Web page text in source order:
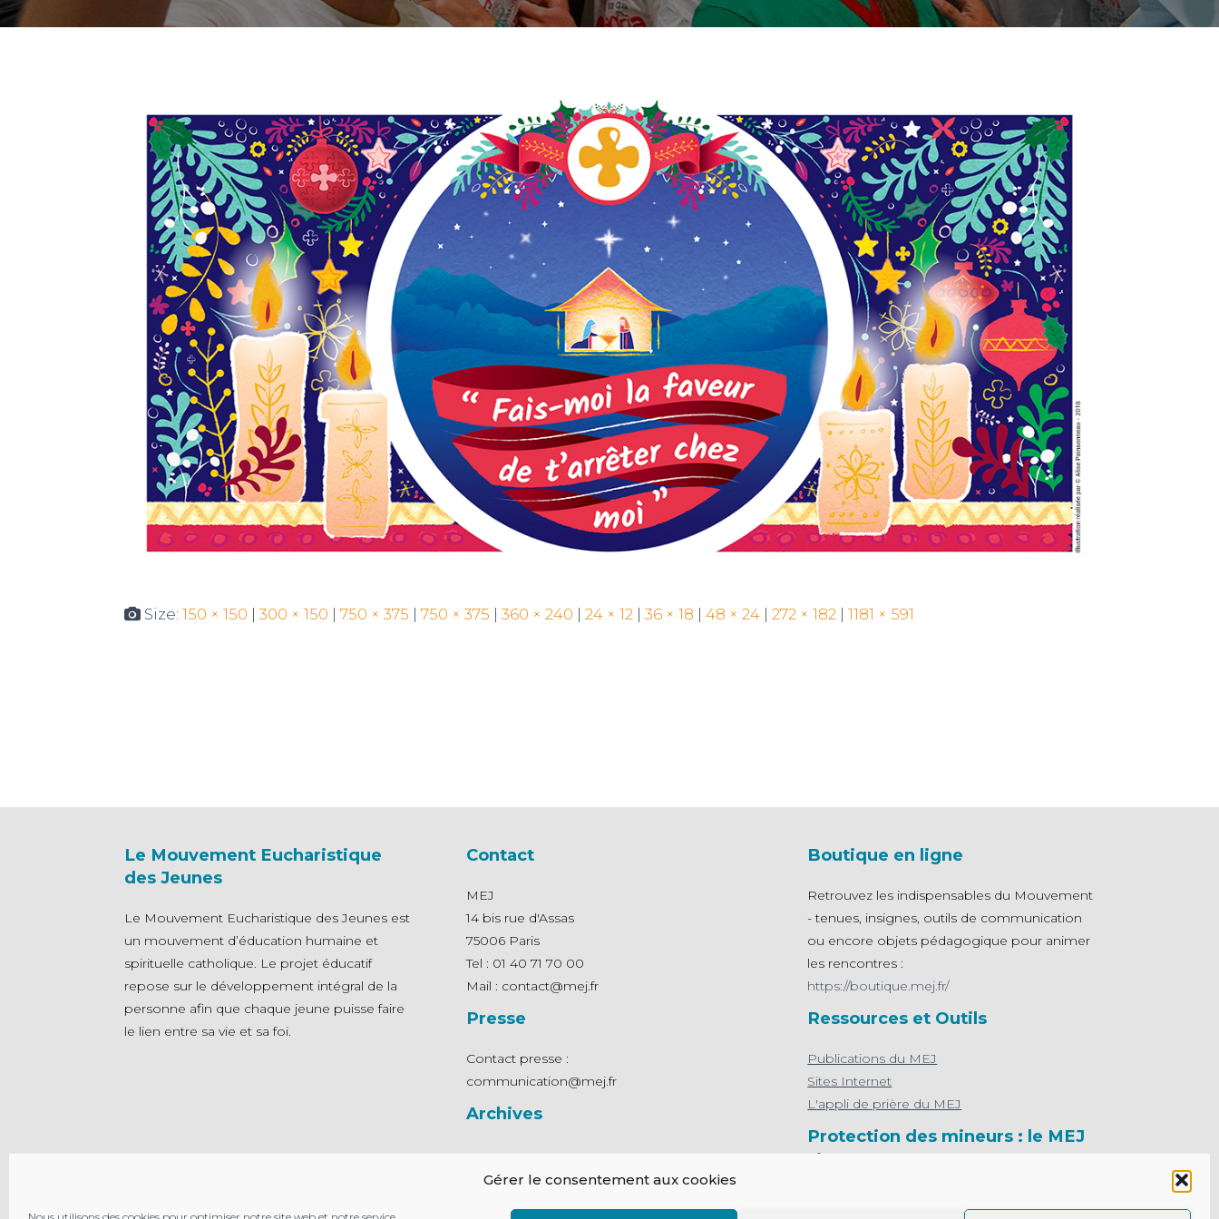
Gérer le consentement aux cookies
Size: 150 × 150 300 × 150 750 × 375 750 × 375 360 × 240 24 × 12 36 × 18 48 × 24 272 × 182 1181 × 591
Le Mouvement Eucharistique
des Jeunes
Le Mouvement Eucharistique des Jeunes est
un mouvement d’éducation humaine et
spirituelle catholique. Le projet éducatif
repose sur le développement intégral de la
personne afin que chaque jeune puisse faire
le lien entre sa vie et sa foi.
Contact
MEJ
14 bis rue d'Assas
75006 Paris
Tel : 01 40 71 70 00
Mail : contact@mej.fr
Presse
Contact presse :
communication@mej.fr
Archives
Boutique en ligne
Retrouvez les indispensables du Mouvement
- tenues, insignes, outils de communication
ou encore objets pédagogique pour animer
les rencontres :
https://boutique.mej.fr/
Ressources et Outils
Publications du MEJ
Sites Internet
L'appli de prière du MEJ
Protection des mineurs : le MEJ
s’engage